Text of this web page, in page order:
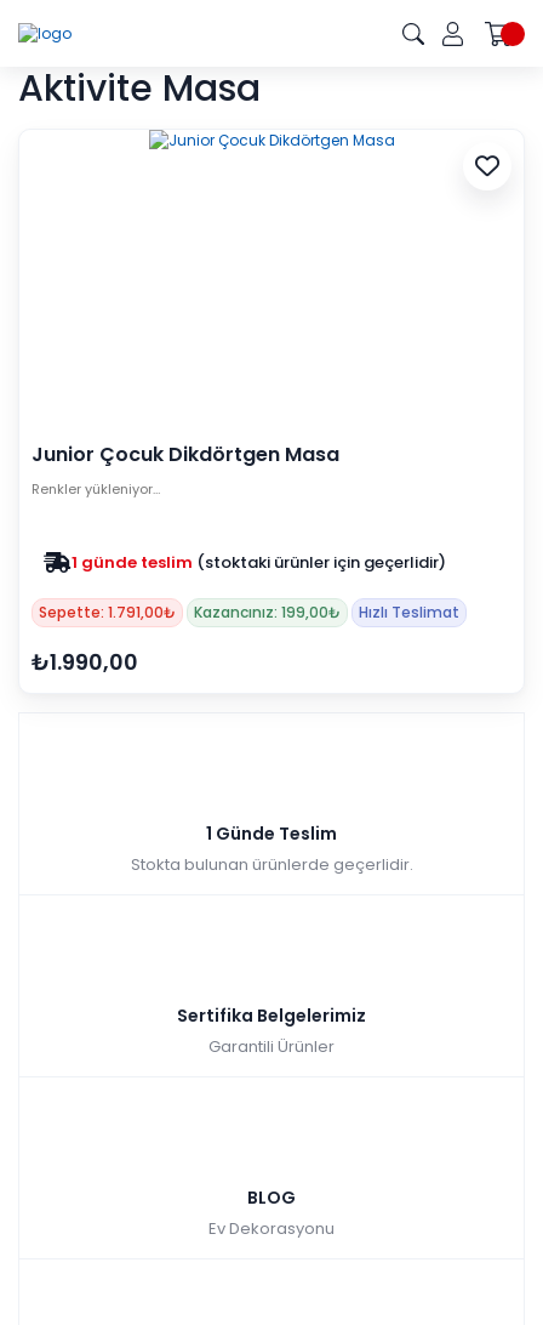
Aktivite Masa
Junior Çocuk Dikdörtgen Masa
Renkler yükleniyor…
1 günde teslim (stoktaki ürünler için geçerlidir)
Sepette: 1.791,00₺ Kazancınız: 199,00₺ Hızlı Teslimat
₺1.990,00
1 Günde Teslim
Stokta bulunan ürünlerde geçerlidir.
Sertifika Belgelerimiz
Garantili Ürünler
BLOG
Ev Dekorasyonu